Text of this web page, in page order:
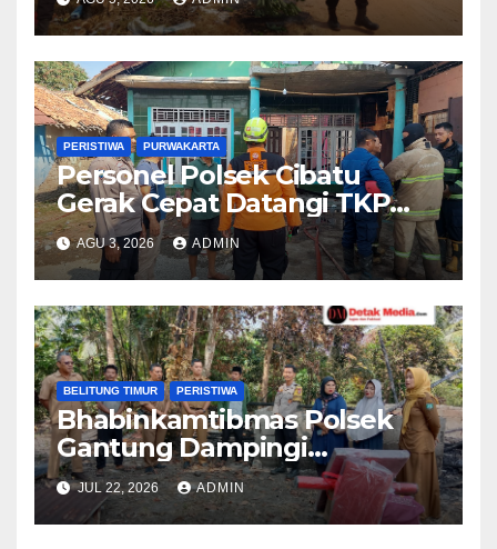
Sukamandi
PERISTIWA PURWAKARTA
Personel Polsek Cibatu
Gerak Cepat Datangi TKP
Kebakaran Rumah, Pastikan
Penanganan Berjalan
Optimal
AGU 3, 2026 ADMIN
BELITUNG TIMUR PERISTIWA
Bhabinkamtibmas Polsek
Gantung Dampingi
Penyaluran Bantuan Bupati
Belitung Timur kepada
Korban Kebakaran Rumah
JUL 22, 2026 ADMIN